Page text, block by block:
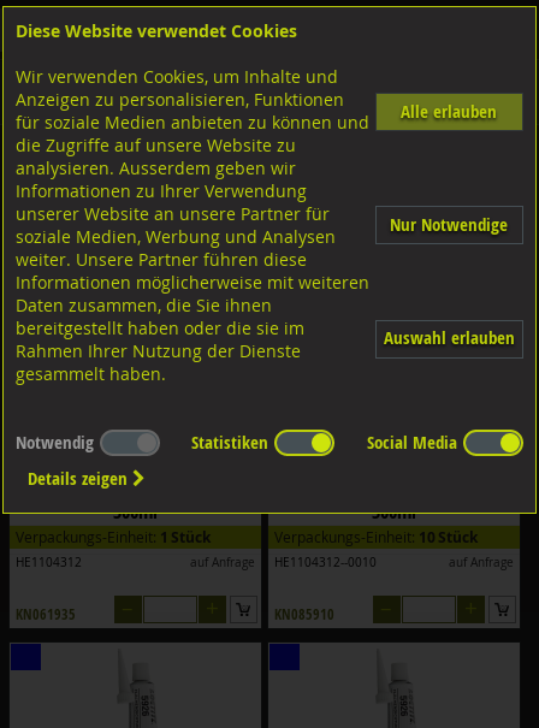
Shop Chemische Produkte
LOCTITE Industrielle Kleb- und Dichtstoffe
Diverse Produkte Loctite
Flächendichtung
Filter nach Dimensionen:
Filter zurücksetzen
Loctite Flächendichtung Typ 5188
mittelfest, rot
300ml
Verpackungs-Einheit: 1 Stück
HE1104312 auf Anfrage
KN061935
300ml
Verpackungs-Einheit: 10 Stück
HE1104312--0010 auf Anfrage
KN085910
Diese Website verwendet Cookies
Wir verwenden Cookies, um Inhalte und
Anzeigen zu personalisieren, Funktionen
für soziale Medien anbieten zu können und
die Zugriffe auf unsere Website zu
analysieren. Ausserdem geben wir
Informationen zu Ihrer Verwendung
unserer Website an unsere Partner für
soziale Medien, Werbung und Analysen
weiter. Unsere Partner führen diese
Informationen möglicherweise mit weiteren
Daten zusammen, die Sie ihnen
bereitgestellt haben oder die sie im
Rahmen Ihrer Nutzung der Dienste
gesammelt haben.
Alle erlauben
Nur Notwendige
Auswahl erlauben
Notwendig Statistiken
Social Media
Details zeigen